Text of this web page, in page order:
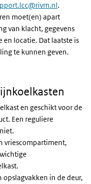
.
moet(en) apart
van klacht, gegevens
locatie. Dat laatste is
te kunnen geven.
en geschikt voor de
Een reguliere
vriescompartiment,
in de deur,